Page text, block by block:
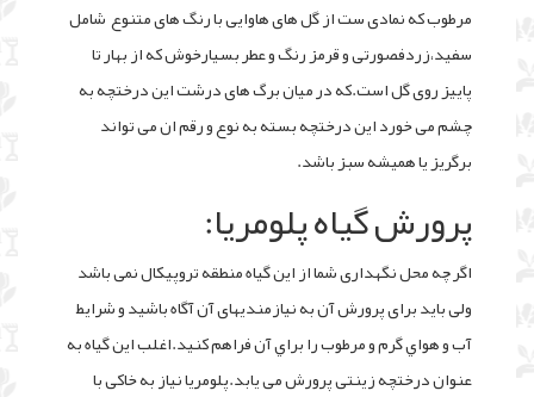
مرطوب که نمادی ست از گل های هاوایی با رنگ های متنوع شامل
سفید،زردفصورتی و قرمز رنگ و عطر بسیارخوش که از بهار تا
پاییز روی گل است.که در میان برگ های درشت این درختچه به
چشم می خورد این درختچه بسته به نوع و رقم ان می تواند
برگریز یا همیشه سبز باشد.
پرورش گیاه پلومریا:
اگر چه محل نگهداری شما از این گیاه منطقه تروپیکال نمی باشد
ولی باید برای پرورش آن به نیازمندیهای آن آگاه باشید و شرايط
آب و هواي گرم و مرطوب را براي آن فراهم کنيد.اغلب این گیاه به
عنوان درختچه زینتی پرورش می یابد.پلومریا نیاز به خاکی با